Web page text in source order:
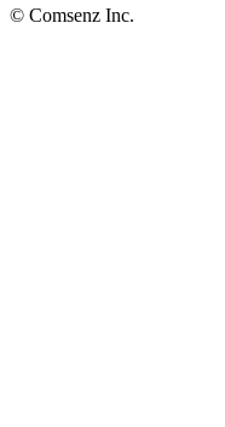
© Comsenz Inc.